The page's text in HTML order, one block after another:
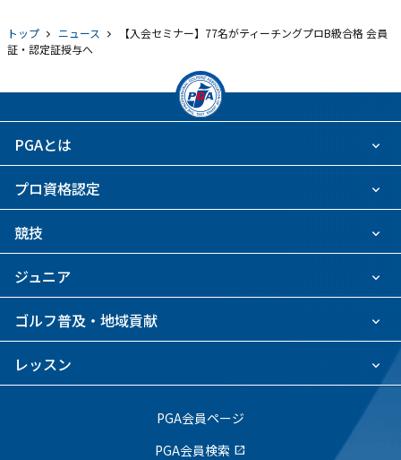
トップ ニュース
【入会セミナー】77名がティーチングプロB級合格 会員
証・認定証授与へ
PGAとは
プロ資格認定
競技
ジュニア
ゴルフ普及・地域貢献
レッスン
PGA会員ページ
PGA会員検索 open_in_new